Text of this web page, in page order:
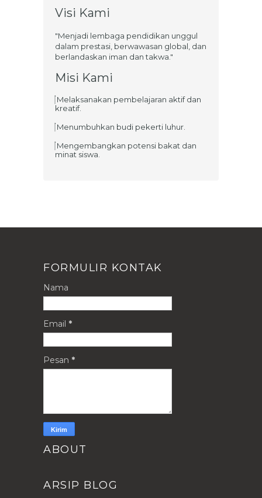
Visi Kami
"Menjadi lembaga pendidikan unggul
dalam prestasi, berwawasan global, dan
berlandaskan iman dan takwa."
Misi Kami
Melaksanakan pembelajaran aktif dan
kreatif.
Menumbuhkan budi pekerti luhur.
Mengembangkan potensi bakat dan
minat siswa.
FORMULIR KONTAK
Nama
Email *
Pesan *
ABOUT
ARSIP BLOG